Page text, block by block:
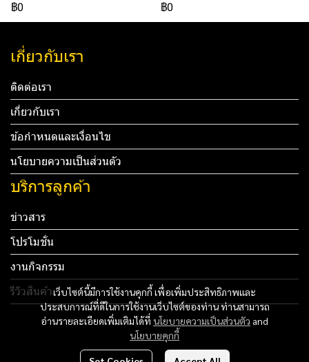
฿0
฿0
เว็บไซต์นี้มีการใช้งานคุกกี้ เพื่อเพิ่มประสิทธิภาพและ
ประสบการณ์ที่ดีในการใช้งานเว็บไซต์ของท่าน ท่านสามารถ
อ่านรายละเอียดเพิ่มเติมได้ที่ นโยบายความเป็นส่วนตัว and
นโยบายคุกกี้
เกี่ยวกับเรา
ติดต่อเรา
เกี่ยวกับเรา
ข้อกำหนดและเงื่อนไข
นโยบายความเป็นส่วนตัว
บริการลูกค้า
ข่าวสาร
โปรโมชั่น
งานกิจกรรม
รีวิวสินค้า
Tel: 012 345 67890 Email: mail@yourdomain.com